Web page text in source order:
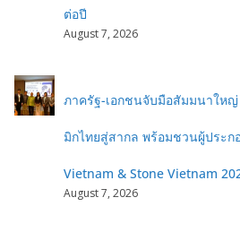
ต่อปี
August 7, 2026
ภาครัฐ-เอกชนจับมือสัมมนาให
มิกไทยสู่สากล พร้อมชวนผู้ประก
Vietnam & Stone Vietnam
August 7, 2026